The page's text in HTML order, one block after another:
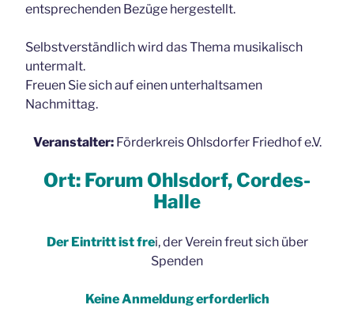
entsprechenden Bezüge hergestellt.
Selbstverständlich wird das Thema musikalisch
untermalt.
Freuen Sie sich auf einen unterhaltsamen
Nachmittag.
Veranstalter:Förderkreis Ohlsdorfer Friedhof e.V.
Ort: Forum Ohlsdorf, Cordes-
Halle
Der Eintritt ist frei, der Verein freut sich über
Spenden
Keine Anmeldung erforderlich